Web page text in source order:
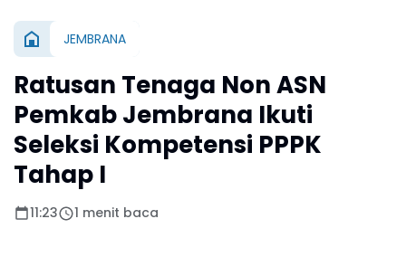
JEMBRANA
Ratusan Tenaga Non ASN
Pemkab Jembrana Ikuti
Seleksi Kompetensi PPPK
Tahap I
11:23 1 menit baca